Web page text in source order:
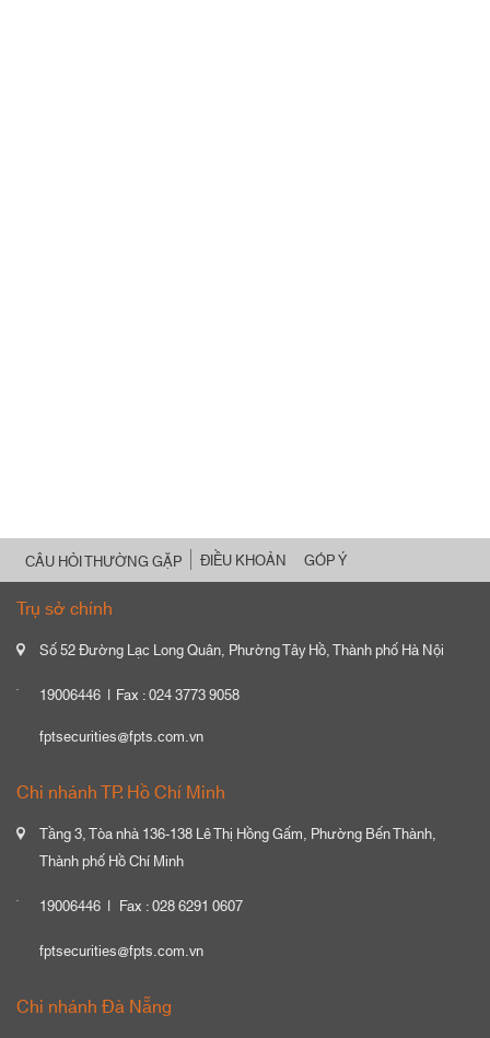
CÂU HỎI THƯỜNG GẶP ĐIỀU KHOẢN GÓP Ý
Trụ sở chính
Số 52 Đường Lạc Long Quân, Phường Tây Hồ, Thành phố Hà Nội
19006446
Fax : 024 3773 9058
fptsecurities@fpts.com.vn
Chi nhánh TP. Hồ Chí Minh
Tầng 3, Tòa nhà 136-138 Lê Thị Hồng Gấm, Phường Bến Thành,
Thành phố Hồ Chí Minh
19006446
Fax : 028 6291 0607
fptsecurities@fpts.com.vn
Chi nhánh Đà Nẵng